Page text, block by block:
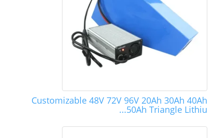
Customizable 48V 72V 96V 20Ah 30Ah 40Ah
50Ah Triangle Lithiu...